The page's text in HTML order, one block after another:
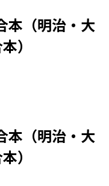
本（明治・大
）
本（明治・大
）